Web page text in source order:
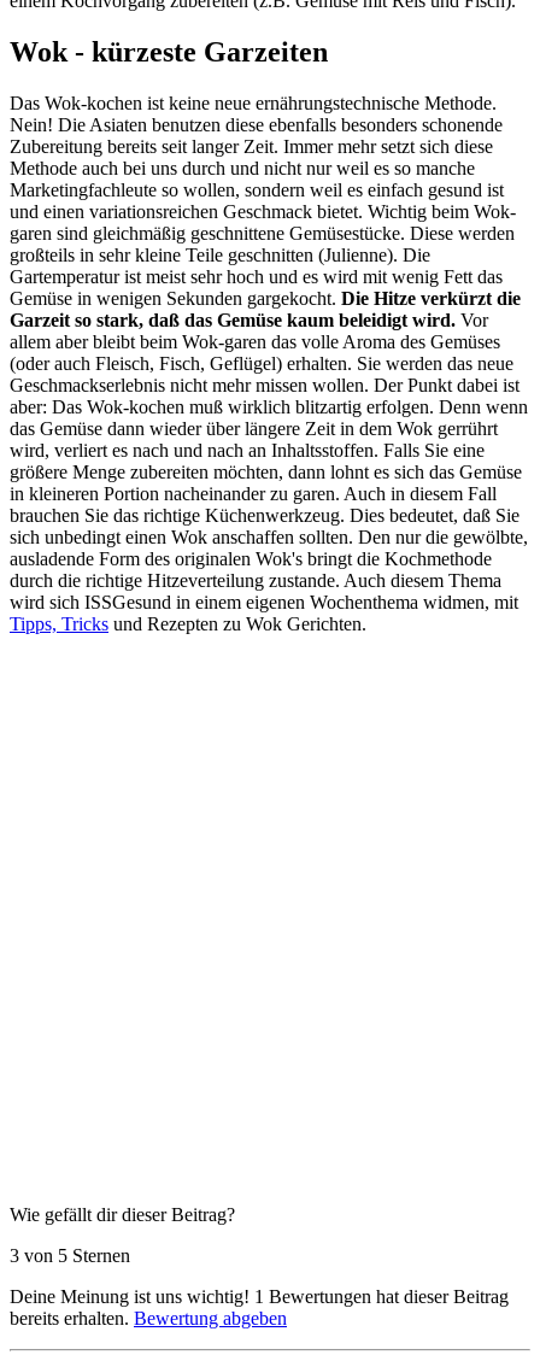
Wok - kürzeste Garzeiten
Das Wok-kochen ist keine neue ernährungstechnische Methode.
Nein! Die Asiaten benutzen diese ebenfalls besonders schonende
Zubereitung bereits seit langer Zeit. Immer mehr setzt sich diese
Methode auch bei uns durch und nicht nur weil es so manche
Marketingfachleute so wollen, sondern weil es einfach gesund ist
und einen variationsreichen Geschmack bietet. Wichtig beim Wok-
garen sind gleichmäßig geschnittene Gemüsestücke. Diese werden
großteils in sehr kleine Teile geschnitten (Julienne). Die
Gartemperatur ist meist sehr hoch und es wird mit wenig Fett das
Gemüse in wenigen Sekunden gargekocht. Die Hitze verkürzt die
Garzeit so stark, daß das Gemüse kaum beleidigt wird. Vor
allem aber bleibt beim Wok-garen das volle Aroma des Gemüses
(oder auch Fleisch, Fisch, Geflügel) erhalten. Sie werden das neue
Geschmackserlebnis nicht mehr missen wollen. Der Punkt dabei ist
aber: Das Wok-kochen muß wirklich blitzartig erfolgen. Denn wenn
das Gemüse dann wieder über längere Zeit in dem Wok gerrührt
wird, verliert es nach und nach an Inhaltsstoffen. Falls Sie eine
größere Menge zubereiten möchten, dann lohnt es sich das Gemüse
in kleineren Portion nacheinander zu garen. Auch in diesem Fall
brauchen Sie das richtige Küchenwerkzeug. Dies bedeutet, daß Sie
sich unbedingt einen Wok anschaffen sollten. Den nur die gewölbte,
ausladende Form des originalen Wok's bringt die Kochmethode
durch die richtige Hitzeverteilung zustande. Auch diesem Thema
wird sich ISSGesund in einem eigenen Wochenthema widmen, mit
Tipps, Tricks und Rezepten zu Wok Gerichten.
Wie gefällt dir dieser Beitrag?
3 von 5 Sternen
Deine Meinung ist uns wichtig! 1 Bewertungen hat dieser Beitrag
bereits erhalten. Bewertung abgeben